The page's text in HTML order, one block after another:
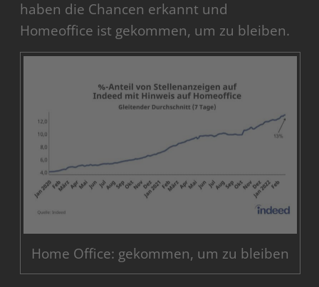
haben die Chancen erkannt und
Homeoffice ist gekommen, um zu bleiben.
Home Office: gekommen, um zu bleiben